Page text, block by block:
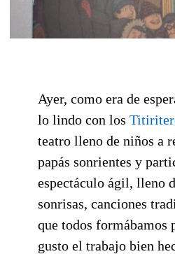
Ayer, como era de
lo lindo con los
teatro lleno de niños a
papás sonrientes y
espectáculo ágil, lleno
sonrisas, canciones
que todos formábamos
gusto el trabajo bien